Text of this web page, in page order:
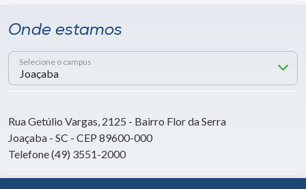
Onde estamos
Selecione o campus
Rua Getúlio Vargas, 2125 - Bairro Flor da Serra
Joaçaba - SC - CEP 89600-000
Telefone (49) 3551-2000